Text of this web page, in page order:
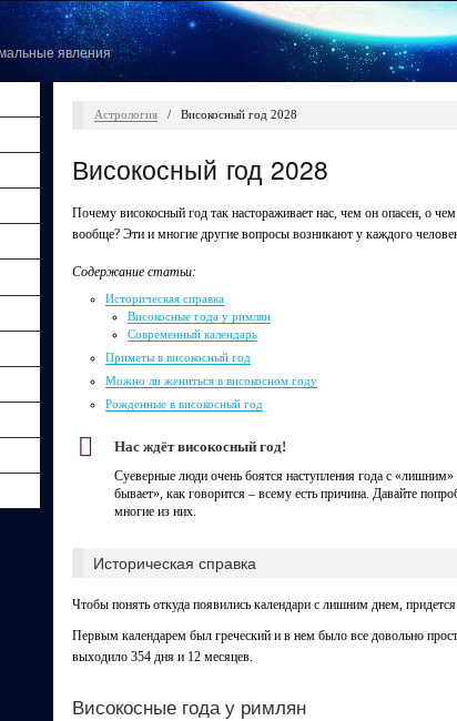
явления
Астрология / Високосный год 2028
Високосный год 2028
Почему високосный год так настораживает нас, чем он опасен, о
вообще? Эти и многие другие вопросы возникают у каждого
Содержание статьи:
Историческая справка
Високосные года у римлян
Современный календарь
Приметы в високосный год
Можно ли жениться в високосном году
Рожденные в високосный год
Нас ждёт високосный год!
Суеверные люди очень боятся наступления года с
бывает», как говорится – всему есть причина. Давайте
многие из них.
Историческая справка
Чтобы понять откуда появились календари с лишним днем, придется
Первым календарем был греческий и в нем было все довольно
выходило 354 дня и 12 месяцев.
Високосные года у римлян